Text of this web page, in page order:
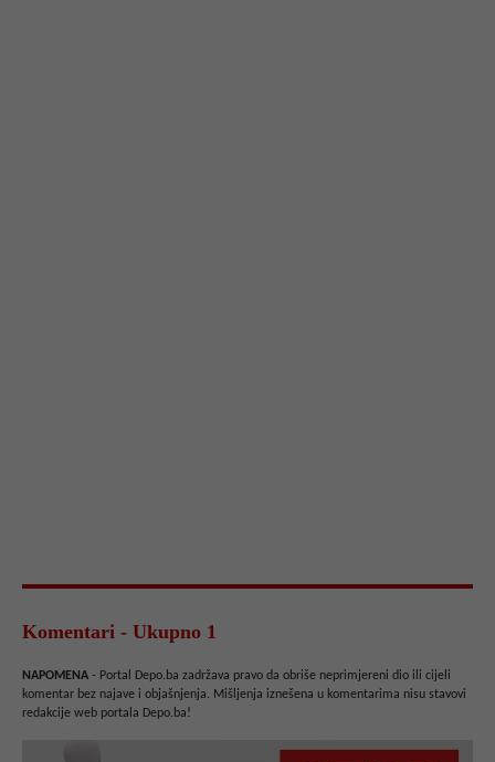
Komentari - Ukupno 1
NAPOMENA - Portal Depo.ba zadržava pravo da obriše neprimjereni dio ili cijeli
komentar bez najave i objašnjenja. Mišljenja iznešena u komentarima nisu stavovi
redakcije web portala Depo.ba!